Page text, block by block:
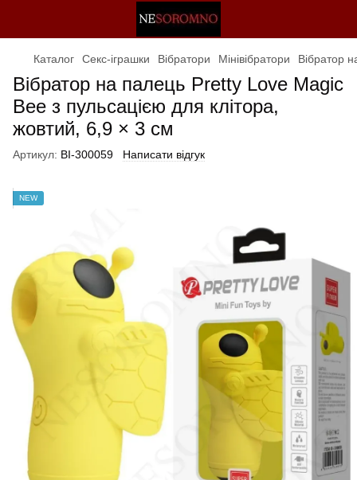
Каталог Секс-іграшки Вібратори Мінівібратори Вібратор
Вібратор на палець Pretty Love Magic
Bee з пульсацією для клітора,
жовтий, 6,9 × 3 см
Артикул: BI-300059 Написати відгук
NEW